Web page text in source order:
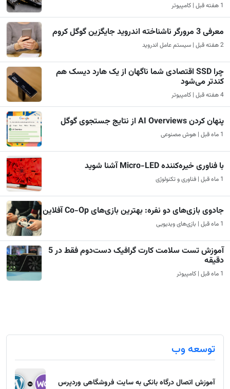
1 هفته قبل | کامپیوتر
معرفی 3 مرورگر ناشناخته اندروید جایگزین گوگل کروم
2 هفته قبل | سیستم عامل اندروید
چرا SSD اقتصادی شما ناگهان از یک هارد دیسک هم
کندتر می‌شود
4 هفته قبل | کامپیوتر
پنهان کردن AI Overviews از نتایج جستجوی گوگل
1 ماه قبل | هوش مصنوعی
با فناوری خیره‌کننده Micro-LED آشنا شوید
1 ماه قبل | فناوری و تکنولوژی
جادوی بازی‌های دو نفره: بهترین بازی‌های Co-Op آفلاین
1 ماه قبل | بازی‌های ویدیویی
آموزش تست سلامت کارت گرافیک دست‌دوم فقط در 5
دقیقه
1 ماه قبل | کامپیوتر
توسعه وب
آموزش اتصال درگاه بانکی به سایت فروشگاهی وردپرس